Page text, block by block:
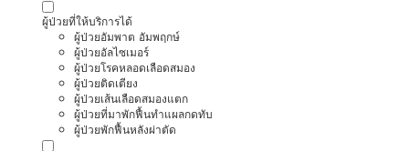
ผู้ป่วยที่ให้บริการได้
ผู้ป่วยอัมพาต อัมพฤกษ์
ผู้ป่วยอัลไซเมอร์
ผู้ป่วยโรคหลอดเลือดสมอง
ผู้ป่วยติดเตียง
ผู้ป่วยเส้นเลือดสมองแตก
ผู้ป่วยที่มาพักฟื้นทำแผลกดทับ
ผู้ป่วยพักฟื้นหลังผ่าตัด